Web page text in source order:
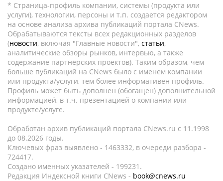
* Страница-профиль компании, системы (продукта или
услуги), технологии, персоны и т.п. создается редактором
на основе анализа архива публикаций портала CNews.
Обрабатываются тексты всех редакционных разделов
(новости, включая "Главные новости", статьи,
аналитические обзоры рынков, интервью, а также
содержание партнёрских проектов). Таким образом, чем
больше публикаций на CNews было с именем компании
или продукта/услуги, тем более информативен профиль.
Профиль может быть дополнен (обогащен) дополнительной
информацией, в т.ч. презентацией о компании или
продукте/услуге.
Обработан архив публикаций портала CNews.ru c 11.1998
до 08.2026 годы.
Ключевых фраз выявлено - 1463332, в очереди разбора -
724417.
Создано именных указателей - 199231.
Редакция Индексной книги CNews - book@cnews.ru